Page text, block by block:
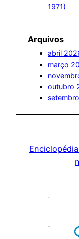
1971)
Arquivos
abril
março
outubro